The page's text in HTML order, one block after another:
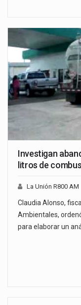
Investigan
litros de
La Unión R800 AM
Claudia Alonso,
Ambientales,
para elaborar un